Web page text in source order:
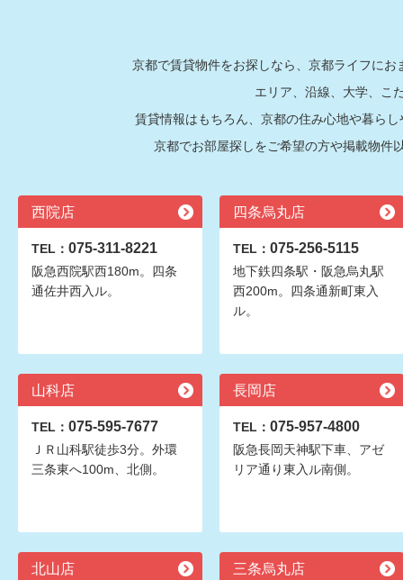
京都で賃貸物件をお探しなら、京都ライフに
エリア、沿線、大学、こ
賃貸情報はもちろん、京都の住み心地や暮ら
京都でお部屋探しをご希望の方や掲載物件
西院店
TEL： 075-311-8221
阪急西院駅西180m。四条
通佐井西入ル。
四条烏丸店
TEL： 075-256-5115
地下鉄四条駅・阪急烏丸駅
西200m。四条通新町東入
ル。
山科店
TEL： 075-595-7677
ＪＲ山科駅徒歩3分。外環
三条東へ100m、北側。
長岡店
TEL： 075-957-4800
阪急長岡天神駅下車、アゼ
リア通り東入ル南側。
北山店 三条烏丸店